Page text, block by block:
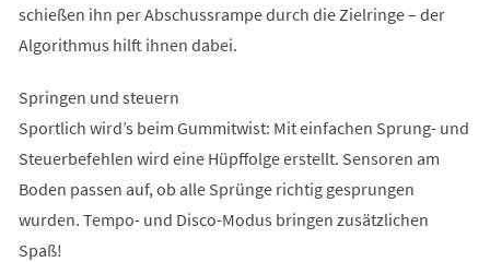
schießen ihn per Abschussrampe durch die Zielringe – der
Algorithmus hilft ihnen dabei.
Springen und steuern
Sportlich wird’s beim Gummitwist: Mit einfachen Sprung- und
Steuerbefehlen wird eine Hüpffolge erstellt. Sensoren am
Boden passen auf, ob alle Sprünge richtig gesprungen
wurden. Tempo- und Disco-Modus bringen zusätzlichen
Spaß!